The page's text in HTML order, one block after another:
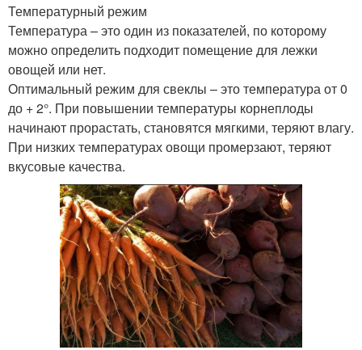
Температурный режим
Температура – это один из показателей, по которому
можно определить подходит помещение для лежки
овощей или нет.
Оптимальный режим для свеклы – это температура от 0
до + 2°. При повышении температуры корнеплоды
начинают прорастать, становятся мягкими, теряют влагу.
При низких температурах овощи промерзают, теряют
вкусовые качества.